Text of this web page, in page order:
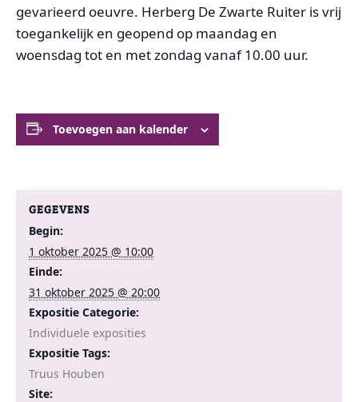
gevarieerd oeuvre. Herberg De Zwarte Ruiter is vrij
toegankelijk en geopend op maandag en
woensdag tot en met zondag vanaf 10.00 uur.
Toevoegen aan kalender
GEGEVENS
Begin:
1 oktober 2025 @ 10:00
Einde:
31 oktober 2025 @ 20:00
Expositie Categorie:
Individuele exposities
Expositie Tags:
Truus Houben
Site: